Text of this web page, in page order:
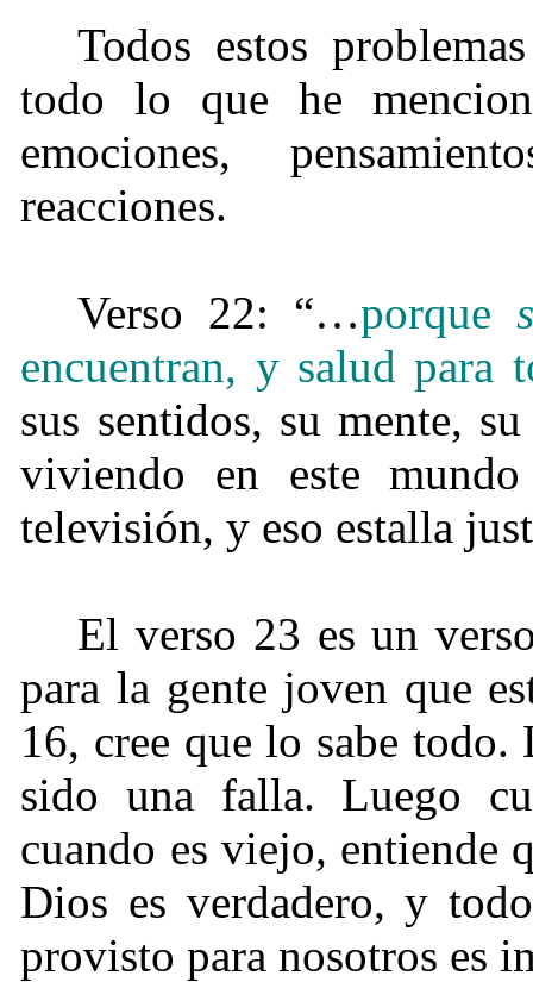
Todos estos
todo lo que he
emociones,
reacciones.
Verso 22: “…porque
encuentran, y salud para
sus sentidos, su mente,
viviendo en este
televisión, y eso estalla
El verso 23 es un
para la gente joven que
16, cree que lo sabe
sido una falla. Luego
cuando es viejo, entiende
Dios es verdadero, y
provisto para nosotros es